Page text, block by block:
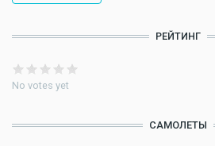
РЕЙТИНГ
No votes yet
САМОЛЕТЫ